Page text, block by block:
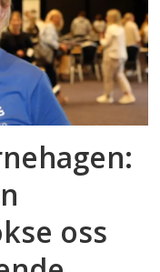
oss